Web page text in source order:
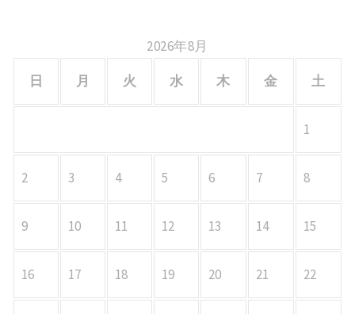
2026年8月
日
月 火 水 木 金 土
1
2 3 4 5 6 7 8
9 10 11 12 13 14 15
16 17 18 19 20 21 22